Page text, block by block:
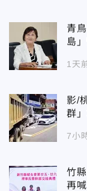
青
島
1天
影/
群
7小
竹
再